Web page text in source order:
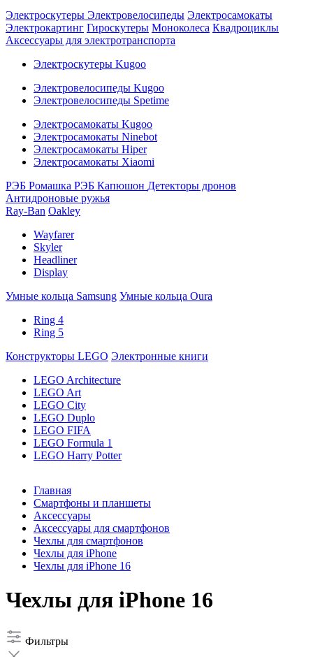
Электроскутеры Электровелосипеды Электросамокаты
Электрокартинг Гироскутеры Моноколеса Квадроциклы
Аксессуары для электротранспорта
Электроскутеры Kugoo
Электровелосипеды Kugoo
Электровелосипеды Spetime
Электросамокаты Kugoo
Электросамокаты Ninebot
Электросамокаты Hiper
Электросамокаты Xiaomi
РЭБ Ромашка РЭБ Капюшон Детекторы дронов
Антидроновые ружья
Ray-Ban Oakley
Wayfarer
Skyler
Headliner
Display
Умные кольца Samsung Умные кольца Oura
Ring 4
Ring 5
Конструкторы LEGO Электронные книги
LEGO Architecture
LEGO Art
LEGO City
LEGO Duplo
LEGO FIFA
LEGO Formula 1
LEGO Harry Potter
Главная
Смартфоны и планшеты
Аксессуары
Аксессуары для смартфонов
Чехлы для смартфонов
Чехлы для iPhone
Чехлы для iPhone 16
Чехлы для iPhone 16
Фильтры